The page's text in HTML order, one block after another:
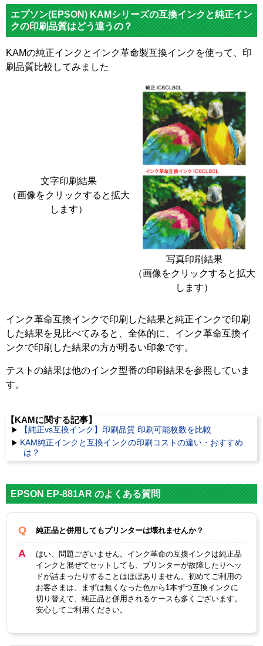
エプソン(EPSON) KAMシリーズの互換インクと純正イン
クの印刷品質はどう違うの？
KAMの純正インクとインク革命製互換インクを使って、印
刷品質比較してみました
文字印刷結果
（画像をクリックすると拡大
します）
写真印刷結果
（画像をクリックすると拡大
します）
インク革命互換インクで印刷した結果と純正インクで印刷
した結果を見比べてみると、全体的に、インク革命互換イ
ンクで印刷した結果の方が明るい印象です。
テストの結果は他のインク型番の印刷結果を参照していま
す。
【KAMに関する記事】
【純正vs互換インク】印刷品質 印刷可能枚数を比較
KAM純正インクと互換インクの印刷コストの違い・おすすめ
は？
EPSON EP-881AR のよくある質問
純正品と併用してもプリンターは壊れませんか？
はい、問題ございません。インク革命の互換インクは純正品
インクと混ぜてセットしても、プリンターが故障したりヘッ
ドが詰まったりすることはほぼありません。初めてご利用の
お客さまは、まずは無くなった色から1本ずつ互換インクに
切り替えて、純正品と併用されるケースも多くございます。
安心してご利用ください。